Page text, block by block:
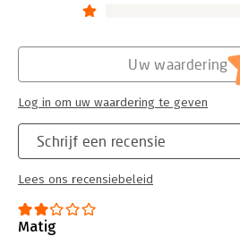
Schrijf een recensie
Lees ons recensiebeleid
Uw waardering
Log in om uw waardering te geven
Matig